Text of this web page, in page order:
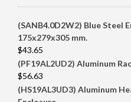
(SANB4.0D2W2) Blue Steel
175x279x305 mm.
$43.65
(PF19AL2UD2) Aluminum
$56.63
(HS19AL3UD3) Aluminum